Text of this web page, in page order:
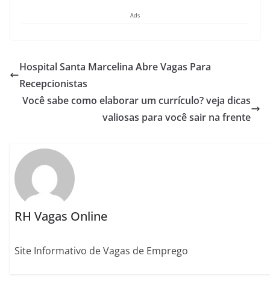
Ads
Hospital Santa Marcelina Abre Vagas Para
Recepcionistas
Você sabe como elaborar um currículo? veja dicas
valiosas para você sair na frente
RH Vagas Online
Site Informativo de Vagas de Emprego